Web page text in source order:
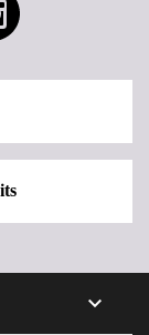
